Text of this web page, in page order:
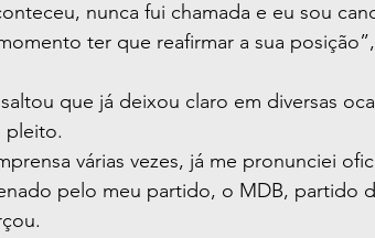
nunca fui chamada e eu sou
ter que reafirmar a sua
que já deixou claro em diversas
pleito.
várias vezes, já me pronunciei
pelo meu partido, o MDB, partido